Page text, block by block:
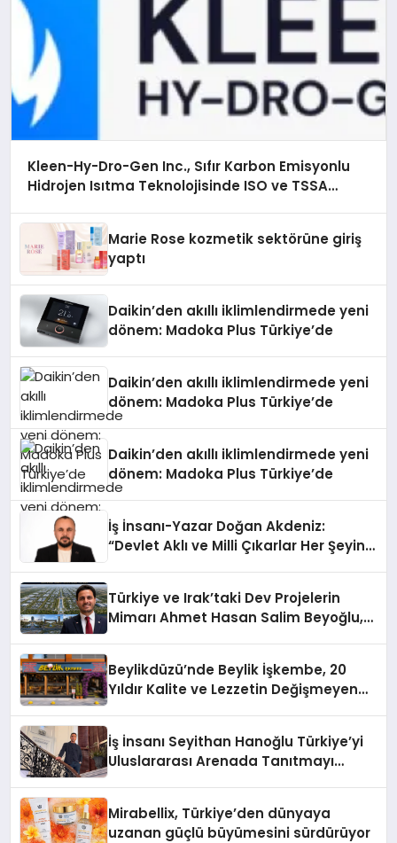
Kleen-Hy-Dro-Gen Inc., Sıfır Karbon Emisyonlu
Hidrojen Isıtma Teknolojisinde ISO ve TSSA
Marie Rose kozmetik sektörüne giriş
yaptı
Daikin’den akıllı iklimlendirmede yeni
dönem: Madoka Plus Türkiye’de
Daikin’den akıllı iklimlendirmede yeni
dönem: Madoka Plus Türkiye’de
Daikin’den akıllı iklimlendirmede yeni
dönem: Madoka Plus Türkiye’de
İş İnsanı-Yazar Doğan Akdeniz:
“Devlet Aklı ve Milli Çıkarlar Her Şeyin
Türkiye ve Irak’taki Dev Projelerin
Mimarı Ahmet Hasan Salim Beyoğlu,
Hayata Geçirecek
Beylikdüzü’nde Beylik İşkembe, 20
Yıldır Kalite ve Lezzetin Değişmeyen
İş İnsanı Seyithan Hanoğlu Türkiye’yi
Uluslararası Arenada Tanıtmayı
Mirabellix, Türkiye’den dünyaya
uzanan güçlü büyümesini sürdürüyor